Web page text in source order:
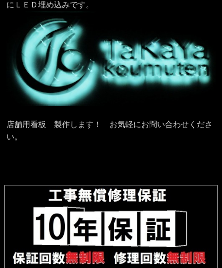
にＬＥＤ埋め込みです。
店舗用看板 製作します！ お気軽にお問い合わせくださ
い。